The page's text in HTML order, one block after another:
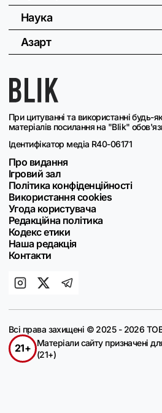
При цитуванні та використанні будь-
матеріалів посилання на "Blik"
Ідентифікатор медіа R40-06171
Про видання
Ігровий зал
Політика конфіденційності
Використання cookies
Угода користувача
Редакційна політика
Кодекс етики
Наша редакція
Контакти
Наука
Азарт
Всі права захищені © 2025 - 2026
21+
Матеріали сайту призначені
(21+)